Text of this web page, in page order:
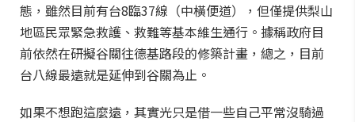
態，雖然目前有台8臨37線（中橫便道），但僅提供梨山
地區民眾緊急救護、救難等基本維生通行。據稱政府目
前依然在研擬谷關往德基路段的修築計畫，總之，目前
台八線最遠就是延伸到谷關為止。
如果不想跑這麼遠，其實光只是借一些自己平常沒騎過